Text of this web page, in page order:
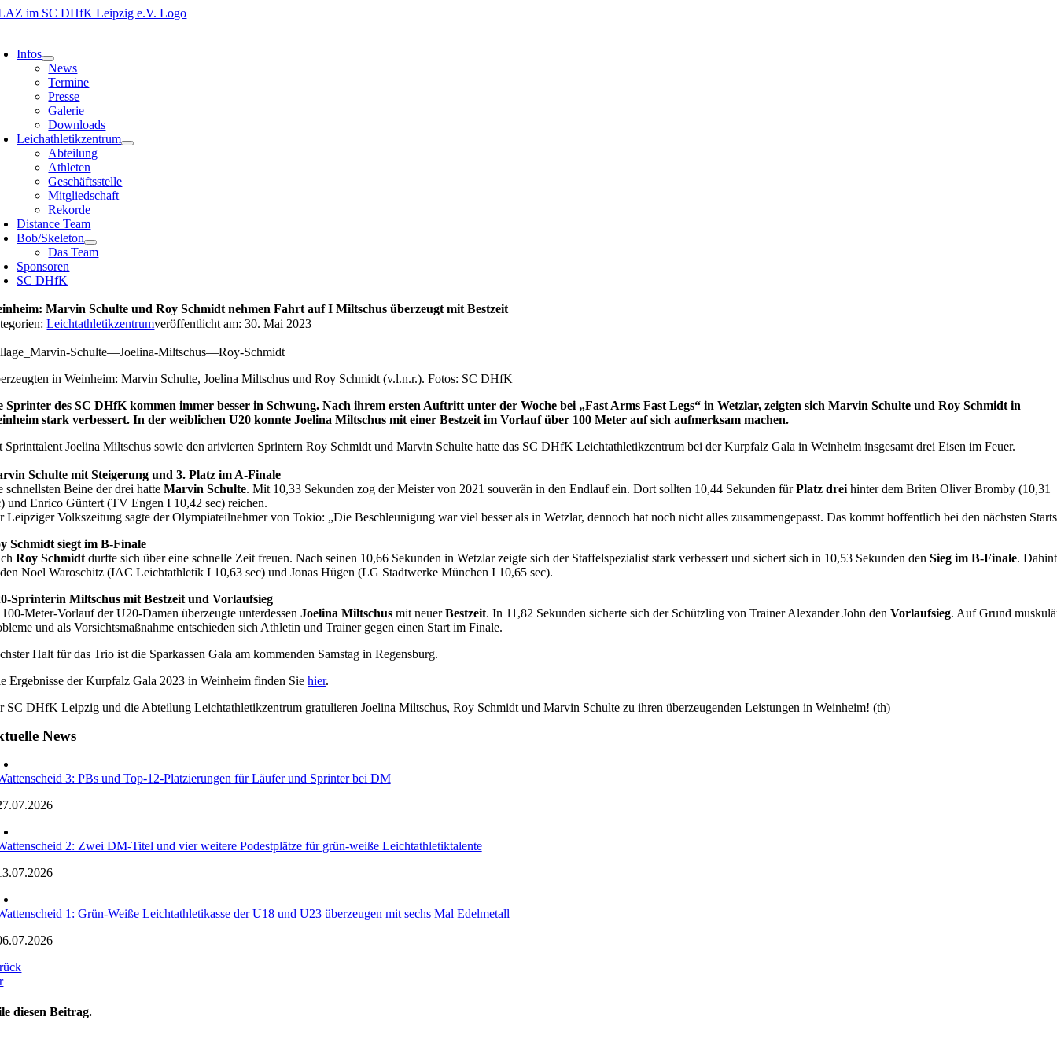
Zum
Infos
News
Termine
Presse
Galerie
Downloads
Leichathletikzentrum
Abteilung
Athleten
Geschäftsstelle
Mitgliedschaft
Rekorde
Distance Team
Bob/Skeleton
Das Team
Sponsoren
SC DHfK
Marvin Schulte und Roy Schmidt nehmen Fahrt auf I Miltschus überzeugt mit Bestzeit
Leichtathletikzentrumveröffentlicht am: 30. Mai 2023
Schulte—Joelina-Miltschus—Roy-Schmidt
in Weinheim: Marvin Schulte, Joelina Miltschus und Roy Schmidt (v.l.n.r.). Fotos: SC DHfK
Sprinter des SC DHfK kommen immer besser in Schwung. Nach ihrem ersten Auftritt unter der Woche bei „Fast Arms Fast Legs“ in Wetzlar, zeigten sich Marvin Schulte und Roy Schmidt in
stark verbessert. In der weiblichen U20 konnte Joelina Miltschus mit einer Bestzeit im Vorlauf über 100 Meter auf sich aufmerksam machen.
Sprinttalent Joelina Miltschus sowie den arivierten Sprintern Roy Schmidt und Marvin Schulte hatte das SC DHfK Leichtathletikzentrum bei der Kurpfalz Gala in Weinheim insgesamt drei Eisen im Feuer.
Schulte mit Steigerung und 3. Platz im A-Finale
schnellsten Beine der drei hatteMarvin Schulte. Mit 10,33 Sekunden zog der Meister von 2021 souverän in den Endlauf ein. Dort sollten 10,44 Sekunden fürPlatz drei hinter dem Briten Oliver Bromby (10,31
und Enrico Güntert (TV Engen I 10,42 sec) reichen.
Leipziger Volkszeitung sagte der Olympiateilnehmer von Tokio: „Die Beschleunigung war viel besser als in Wetzlar, dennoch hat noch nicht alles zusammengepasst. Das kommt hoffentlich bei den nächsten
Schmidt siegt im B-Finale
Roy Schmidt durfte sich über eine schnelle Zeit freuen. Nach seinen 10,66 Sekunden in Wetzlar zeigte sich der Staffelspezialist stark verbessert und sichert sich in 10,53 Sekunden denSieg im B-Finale.
Noel Waroschitz (IAC Leichtathletik I 10,63 sec) und Jonas Hügen (LG Stadtwerke München I 10,65 sec).
Sprinterin Miltschus mit Bestzeit und Vorlaufsieg
Meter-Vorlauf der U20-Damen überzeugte unterdessenJoelina Miltschus mit neuerBestzeit. In 11,82 Sekunden sicherte sich der Schützling von Trainer Alexander John denVorlaufsieg. Auf Grund
und als Vorsichtsmaßnahme entschieden sich Athletin und Trainer gegen einen Start im Finale.
Halt für das Trio ist die Sparkassen Gala am kommenden Samstag in Regensburg.
Ergebnisse der Kurpfalz Gala 2023 in Weinheim finden Siehier.
SC DHfK Leipzig und die Abteilung Leichtathletikzentrum gratulieren Joelina Miltschus, Roy Schmidt und Marvin Schulte zu ihren überzeugenden Leistungen in Weinheim! (th)
News
3: PBs und Top-12-Platzierungen für Läufer und Sprinter bei DM
2: Zwei DM-Titel und vier weitere Podestplätze für grün-weiße Leichtathletiktalente
1: Grün-Weiße Leichtathletikasse der U18 und U23 überzeugen mit sechs Mal Edelmetall
diesen Beitrag.